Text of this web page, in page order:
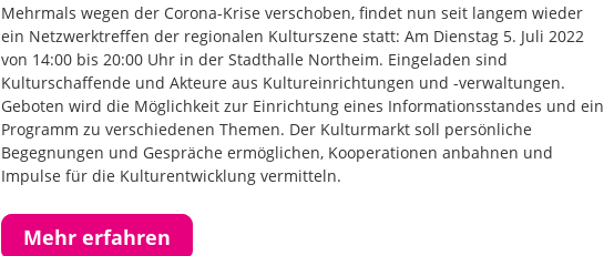
Mehrmals wegen der Corona-Krise verschoben, findet nun seit langem wieder
ein Netzwerktreffen der regionalen Kulturszene statt: Am Dienstag 5. Juli 2022
von 14:00 bis 20:00 Uhr in der Stadthalle Northeim. Eingeladen sind
Kulturschaffende und Akteure aus Kultureinrichtungen und -verwaltungen.
Geboten wird die Möglichkeit zur Einrichtung eines Informationsstandes und ein
Programm zu verschiedenen Themen. Der Kulturmarkt soll persönliche
Begegnungen und Gespräche ermöglichen, Kooperationen anbahnen und
Impulse für die Kulturentwicklung vermitteln.
Mehr erfahren